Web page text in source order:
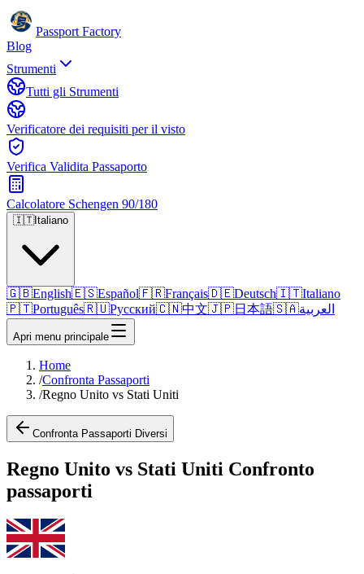
Passport Factory
Blog
Strumenti
Tutti gli Strumenti
Verificatore dei requisiti per il visto
Verifica Validita Passaporto
Calcolatore Schengen 90/180
🇮🇹Italiano
🇬🇧English🇪🇸Español🇫🇷Français🇩🇪Deutsch🇮🇹Italiano
🇵🇹Português🇷🇺Русский🇨🇳中文🇯🇵日本語🇸🇦العربية
Apri menu principale
Home
/Confronta Passaporti
/Regno Unito vs Stati Uniti
Confronta Passaporti Diversi
Regno Unito vs Stati Uniti Confronto
passaporti